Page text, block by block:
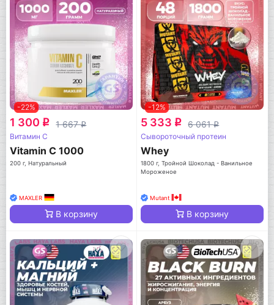
-22%
1 300 q 1 667q
Витамин C
Vitamin C 1000
200 г, Натуральный
MAXLER
В корзину
-12%
5 333 q 6 061q
Сывороточный протеин
Whey
1800 г, Тройной Шоколад - Ванильное
Мороженое
Mutant
В корзину